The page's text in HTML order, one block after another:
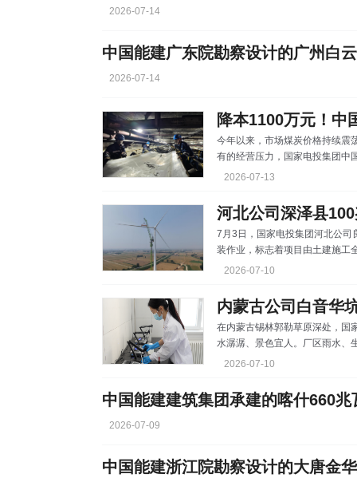
防管理工作。国家能源局党组成员、副局长何洋出席会
2026-07-14
2026-07-14
今年以来，市场煤炭价格持续震
有的经营压力，国家电投集团中
本增效的重点，蹚出了一条低
本生存战 “再按这个价格涨下
例会上，会议室的气氛格外凝重
价曲线，语气坚定地说：“煤场
2026-07-13
7月3日，国家电投集团河北公
装作业，标志着项目由土建施工
节点突破。 该项目位于河北
98.5米，电能经4回35千伏集电
多变，且现场作业场地受限、大
作业的施工组织难度与安全
2026-07-10
在内蒙古锡林郭勒草原深处，国
水潺潺、景色宜人。厂区雨水、
―酸碱中和”工艺，变身为宝贵
工艺与应用成效达到行业先进水
果”。 这家地处年降水量不足
2026-07-10
2026-07-09
中国能建浙江院勘察设计的大唐金